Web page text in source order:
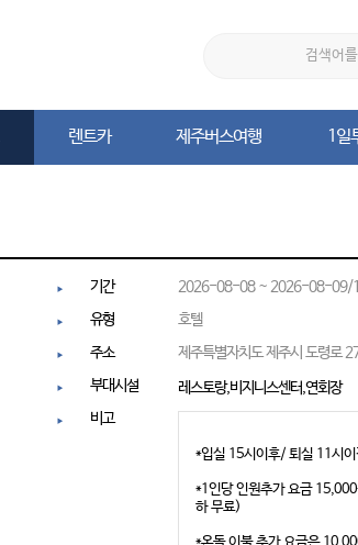
렌트카 제주버스여행 1일
기간
2026-08-08 ~ 2026-08-09/
유형
호텔
주소
제주특별자치도 제주시 도령로
부대시설
레스토랑,비지니스센터,연회장
비고
*입실 15시이후/ 퇴실 11시이
*1인당 인원추가 요금 15,000
하 무료)